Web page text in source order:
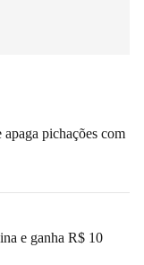
pichações com
e ganha R$ 10